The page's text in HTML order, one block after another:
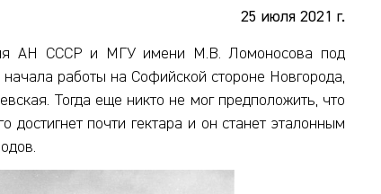
25 июля 2021 г.
АН СССР и МГУ имени М.В. Ломоносова под
работы на Софийской стороне Новгорода,
Тогда еще никто не мог предположить, что
почти гектара и он станет эталонным